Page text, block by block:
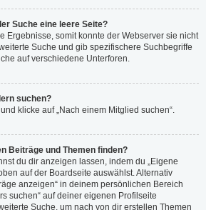
Suche eine leere Seite?
Ergebnisse, somit konnte der Webserver sie nicht
Suche und gib spezifischere Suchbegriffe
auf verschiedene Unterforen.
suchen?
klicke auf „Nach einem Mitglied suchen“.
Beiträge und Themen finden?
du dir anzeigen lassen, indem du „Eigene
auf der Boardseite auswählst. Alternativ
anzeigen“ in deinem persönlichen Bereich
suchen“ auf deiner eigenen Profilseite
Suche, um nach von dir erstellen Themen